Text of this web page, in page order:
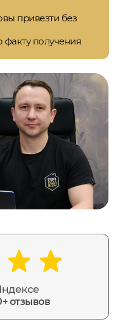
привезти без
получения
отзывов